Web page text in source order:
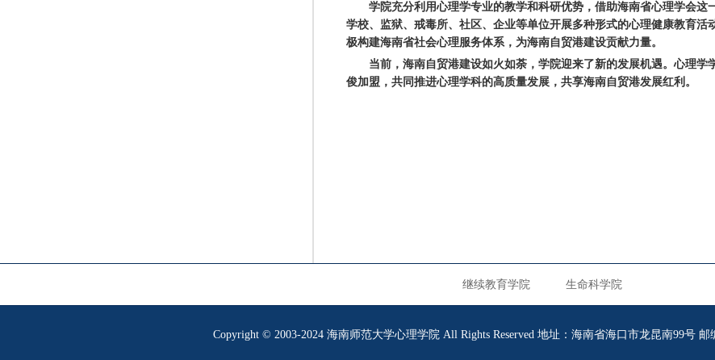
学院充分利用心理学专业的教学和科研优势，借助海南省心理学会
学校、监狱、戒毒所、社区、企业等单位开展多种形式的心理健康教育
极构建海南省社会心理服务体系，为海南自贸港建设贡献力量。
当前，海南自贸港建设如火如荼，学院迎来了新的发展机遇。心理
俊加盟，共同推进心理学科的高质量发展，共享海南自贸港发展红利。
继续教育学院 生命科学院
Copyright © 2003-2024 海南师范大学心理学院 All Rights Reserved 地址：海南省海口市龙昆南99号 邮